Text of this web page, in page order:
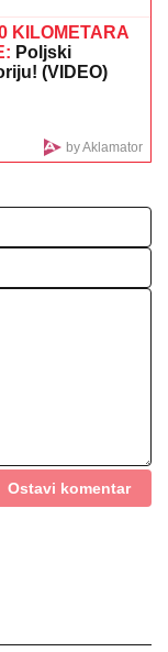
MUŠKARCA
odmah
i policija na
Jeremić
se bacila u
- Vrućim